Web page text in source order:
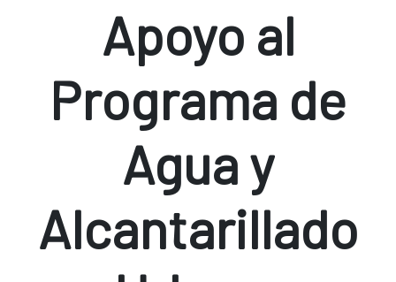
Apoyo al
Programa de
Agua y
Alcantarillado